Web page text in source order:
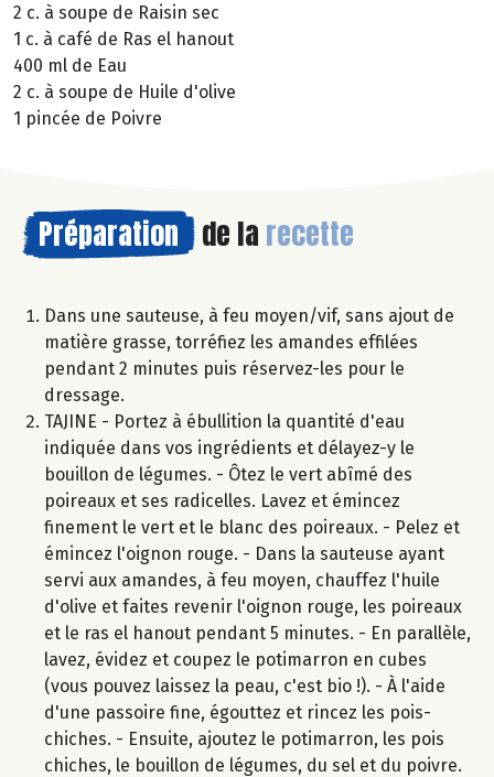
2 c. à soupe de Raisin sec
1 c. à café de Ras el hanout
400 ml de Eau
2 c. à soupe de Huile d'olive
1 pincée de Poivre
Préparation de la recette
Dans une sauteuse, à feu moyen/vif, sans ajout de
matière grasse, torréfiez les amandes effilées
pendant 2 minutes puis réservez-les pour le
dressage.
TAJINE - Portez à ébullition la quantité d'eau
indiquée dans vos ingrédients et délayez-y le
bouillon de légumes. - Ôtez le vert abîmé des
poireaux et ses radicelles. Lavez et émincez
finement le vert et le blanc des poireaux. - Pelez et
émincez l'oignon rouge. - Dans la sauteuse ayant
servi aux amandes, à feu moyen, chauffez l'huile
d'olive et faites revenir l'oignon rouge, les poireaux
et le ras el hanout pendant 5 minutes. - En parallèle,
lavez, évidez et coupez le potimarron en cubes
(vous pouvez laissez la peau, c'est bio !). - À l'aide
d'une passoire fine, égouttez et rincez les pois-
chiches. - Ensuite, ajoutez le potimarron, les pois
chiches, le bouillon de légumes, du sel et du poivre.